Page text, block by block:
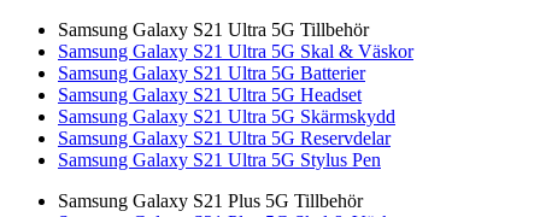
Samsung Galaxy S21 Ultra 5G Tillbehör
Samsung Galaxy S21 Ultra 5G Skal & Väskor
Samsung Galaxy S21 Ultra 5G Batterier
Samsung Galaxy S21 Ultra 5G Headset
Samsung Galaxy S21 Ultra 5G Skärmskydd
Samsung Galaxy S21 Ultra 5G Reservdelar
Samsung Galaxy S21 Ultra 5G Stylus Pen
Samsung Galaxy S21 Plus 5G Tillbehör